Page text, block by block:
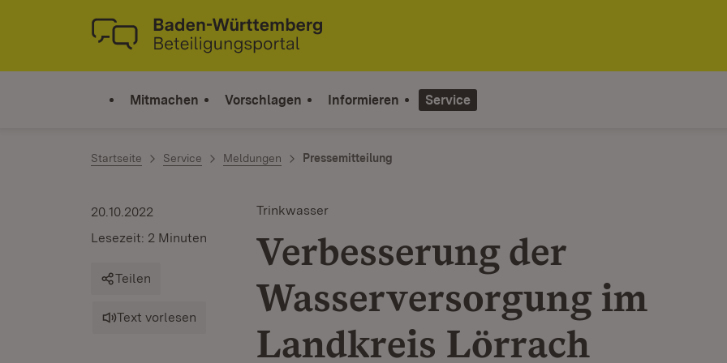
Zum Inhalt springen
Link zur Startseite
Mitmachen Vorschlagen Informieren Service
Startseite Service Meldungen Pressemitteilung
Trinkwasser
Verbesserung der
Wasserversorgung im
Landkreis Lörrach
20.10.2022
Lesezeit: 2 Minuten
Teilen
Text vorlesen